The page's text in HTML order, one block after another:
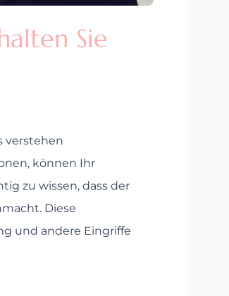
Sie
verstehen
können Ihr
zu wissen, dass der
Diese
und andere Eingriffe